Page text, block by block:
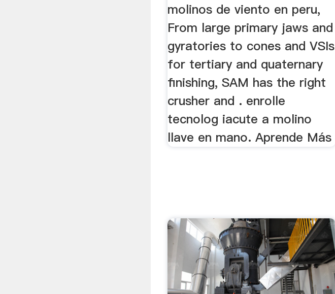
molinos de viento en peru,
From large primary jaws and
gyratories to cones and VSIs
for tertiary and quaternary
finishing, SAM has the right
crusher and . enrolle
tecnolog iacute a molino
llave en mano. Aprende Más